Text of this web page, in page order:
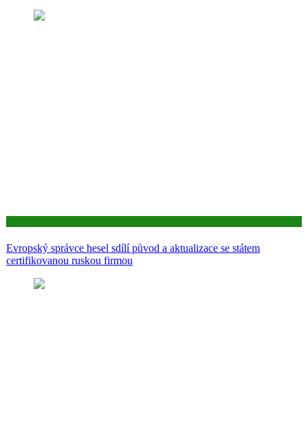
Evropský správce hesel sdílí původ a aktualizace se státem
certifikovanou ruskou firmou